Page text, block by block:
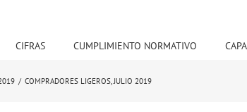
CIFRAS CUMPLIMIENTO NORMATIVO
/ COMPRADORES LIGEROS, JULIO 2019